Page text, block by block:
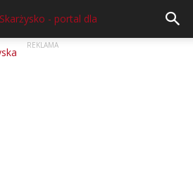
REKLAMA